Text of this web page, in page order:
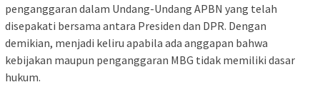
penganggaran dalam Undang-Undang APBN yang telah
disepakati bersama antara Presiden dan DPR. Dengan
demikian, menjadi keliru apabila ada anggapan bahwa
kebijakan maupun penganggaran MBG tidak memiliki dasar
hukum.